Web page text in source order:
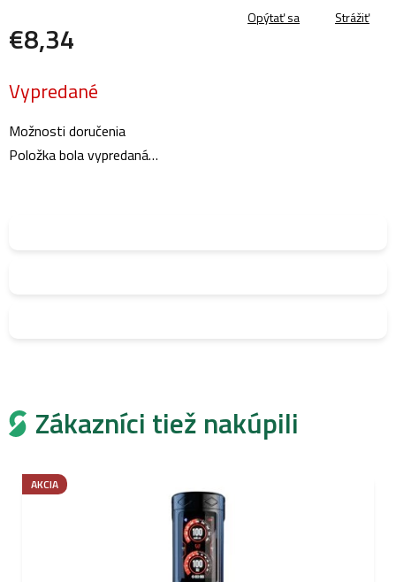
€8,34
cena:
Vypredané
Možnosti doručenia
Položka bola vypredaná…
Opýtať sa Strážiť
Zákazníci tiež nakúpili
AKCIA